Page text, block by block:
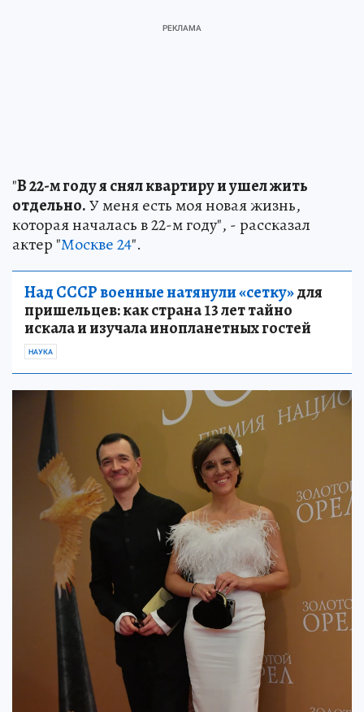
"В 22-м году я снял квартиру и ушел жить
отдельно.У меня есть моя новая жизнь,
которая началась в 22-м году", - рассказал
актер "Москве 24".
Над СССР военные натянули «сетку»для
пришельцев: как страна 13 лет тайно
искала и изучала инопланетных гостей
НАУКА